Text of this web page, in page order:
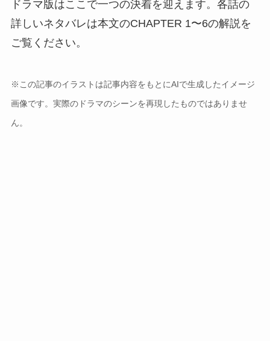
ドラマ版はここで一つの決着を迎えます。各話の
詳しいネタバレは本文のCHAPTER 1〜6の解説を
ご覧ください。
※この記事のイラストは記事内容をもとにAIで生成したイメージ
画像です。実際のドラマのシーンを再現したものではありませ
ん。